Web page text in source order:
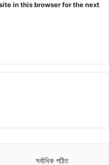
in this browser for the next
সর্বাধিক পঠিত